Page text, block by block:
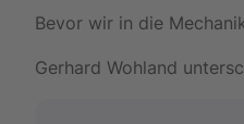
Bevor wir in die
Gerhard Wohland